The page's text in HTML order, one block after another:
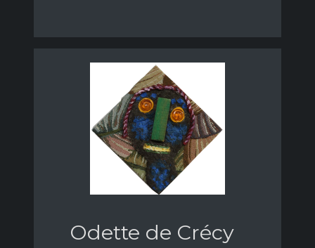
Odette de Crécy